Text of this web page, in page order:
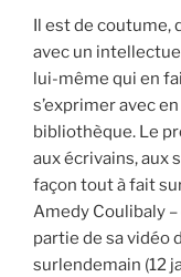
Il est de coutume,
avec un
lui-même qui en
s’exprimer avec
bibliothèque. Le
aux écrivains, aux
façon tout à fait
Amedy Coulibaly –
partie de sa vidéo
surlendemain (12